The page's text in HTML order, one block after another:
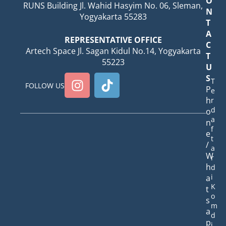
RUNS Building Jl. Wahid Hasyim No. 06, Sleman,
Yogyakarta 55283
REPRESENTATIVE OFFICE
Artech Space Jl. Sagan Kidul No.14, Yogyakarta
55223
FOLLOW US
N
T
A
C
T
U
S
P
h
o
n
e
/
W
h
a
t
s
a
p
T
e
r
d
a
f
t
a
r
d
i
K
o
m
d